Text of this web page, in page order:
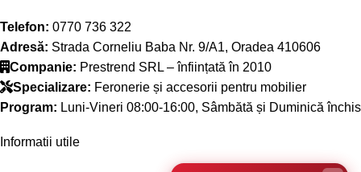
Telefon: 0770 736 322
Adresă: Strada Corneliu Baba Nr. 9/A1, Oradea 410606
Companie: Prestrend SRL – înființată în 2010
Specializare: Feronerie și accesorii pentru mobilier
Program: Luni-Vineri 08:00-16:00, Sâmbătă și Duminică închis
Informatii utile